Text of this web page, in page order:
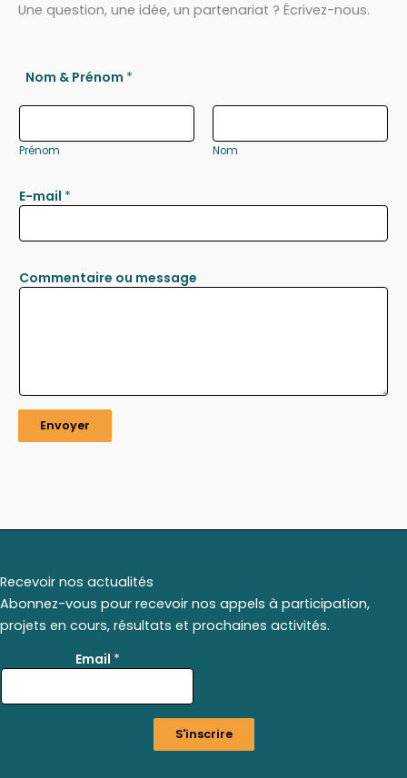
Une question, une idée, un partenariat ? Écrivez-nous.
Nom & Prénom *
Prénom Nom
E-mail *
Commentaire ou message
Envoyer
Recevoir nos actualités
Abonnez-vous pour recevoir nos appels à participation,
projets en cours, résultats et prochaines activités.
Email *
S'inscrire